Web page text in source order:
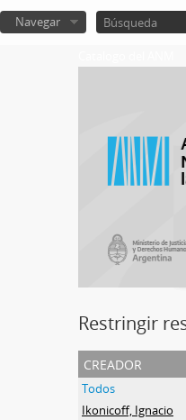
Navegar
Restringir
creador
Todos
Ikonicoff, Ignacio